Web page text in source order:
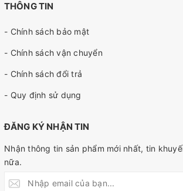
THÔNG TIN
- Chính sách bảo mật
- Chính sách vận chuyển
- Chính sách đổi trả
- Quy định sử dụng
ĐĂNG KÝ NHẬN TIN
Nhận thông tin sản phẩm mới nhất, tin
nữa.